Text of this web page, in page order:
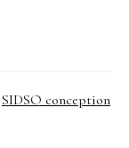
SIDSO conception